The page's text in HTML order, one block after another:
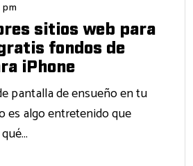
pm
sitios web para
fondos de
iPhone
pantalla de ensueño en tu
es algo entretenido que